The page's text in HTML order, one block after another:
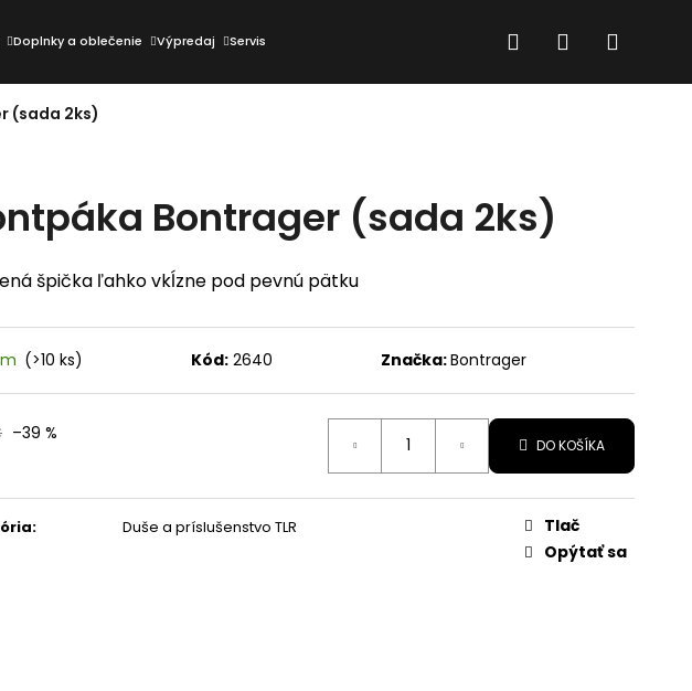
Doplnky a oblečenie Výpredaj Servis HľadaťPrihlásenie
(sada 2ks)
Bontrager (sada 2ks)
špička ľahko vkĺzne pod pevnú pätku
(>10 ks) Kód: 2640 Značka:Bontrager
–39 %
DO KOŠÍKA
: Duše a príslušenstvo TLR
Tlač
Opýtať sa
HĽADAŤ
TREK RANGER NA